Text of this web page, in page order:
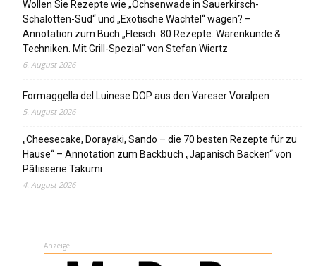
Wollen Sie Rezepte wie „Ochsenwade in Sauerkirsch-
Schalotten-Sud“ und „Exotische Wachtel“ wagen? –
Annotation zum Buch „Fleisch. 80 Rezepte. Warenkunde &
Techniken. Mit Grill-Spezial“ von Stefan Wiertz
6. August 2026
Formaggella del Luinese DOP aus den Vareser Voralpen
5. August 2026
„Cheesecake, Dorayaki, Sando – die 70 besten Rezepte für zu
Hause“ – Annotation zum Backbuch „Japanisch Backen“ von
Pâtisserie Takumi
4. August 2026
Anzeige